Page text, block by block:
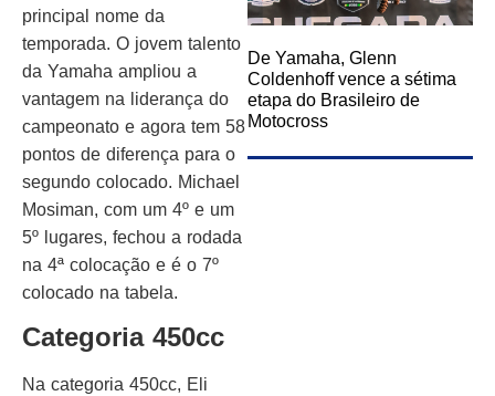
principal nome da
temporada. O jovem talento
da Yamaha ampliou a
vantagem na liderança do
campeonato e agora tem 58
pontos de diferença para o
segundo colocado. Michael
Mosiman, com um 4º e um
5º lugares, fechou a rodada
na 4ª colocação e é o 7º
colocado na tabela.
Categoria 450cc
Na categoria 450cc, Eli
De Yamaha, Glenn
Coldenhoff vence a sétima
etapa do Brasileiro de
Motocross